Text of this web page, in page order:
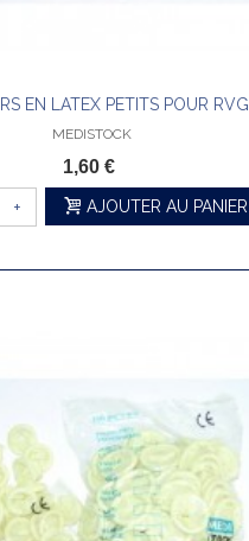
EN LATEX PETITS POUR RVG
MEDISTOCK
1,60 €
+ AJOUTER AU PANIER